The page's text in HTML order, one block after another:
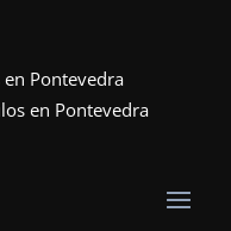
Pontevedra
en Pontevedra